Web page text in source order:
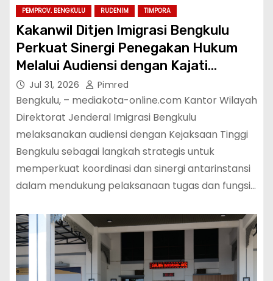
PEMPROV. BENGKULU
RUDENIM TIMPORA
Kakanwil Ditjen Imigrasi Bengkulu
Perkuat Sinergi Penegakan Hukum
Melalui Audiensi dengan Kajati
Bengkulu.
Jul 31, 2026 Pimred
Bengkulu, – mediakota-online.com Kantor Wilayah
Direktorat Jenderal Imigrasi Bengkulu
melaksanakan audiensi dengan Kejaksaan Tinggi
Bengkulu sebagai langkah strategis untuk
memperkuat koordinasi dan sinergi antarinstansi
dalam mendukung pelaksanaan tugas dan fungsi…